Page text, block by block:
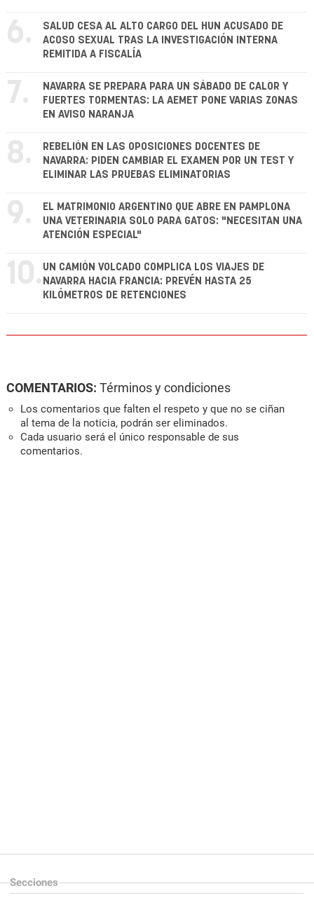
6.
SALUD CESA AL ALTO CARGO DEL HUN ACUSADO DE
ACOSO SEXUAL TRAS LA INVESTIGACIÓN INTERNA
REMITIDA A FISCALÍA
7.
NAVARRA SE PREPARA PARA UN SÁBADO DE CALOR Y
FUERTES TORMENTAS: LA AEMET PONE VARIAS ZONAS
EN AVISO NARANJA
8.
REBELIÓN EN LAS OPOSICIONES DOCENTES DE
NAVARRA: PIDEN CAMBIAR EL EXAMEN POR UN TEST Y
ELIMINAR LAS PRUEBAS ELIMINATORIAS
9.
EL MATRIMONIO ARGENTINO QUE ABRE EN PAMPLONA
UNA VETERINARIA SOLO PARA GATOS: "NECESITAN UNA
ATENCIÓN ESPECIAL"
10. UN CAMIÓN VOLCADO COMPLICA LOS VIAJES DE
NAVARRA HACIA FRANCIA: PREVÉN HASTA 25
KILÓMETROS DE RETENCIONES
COMENTARIOS: Términos y condiciones
Los comentarios que falten el respeto y que no se ciñan
al tema de la noticia, podrán ser eliminados.
Cada usuario será el único responsable de sus
comentarios.
Secciones